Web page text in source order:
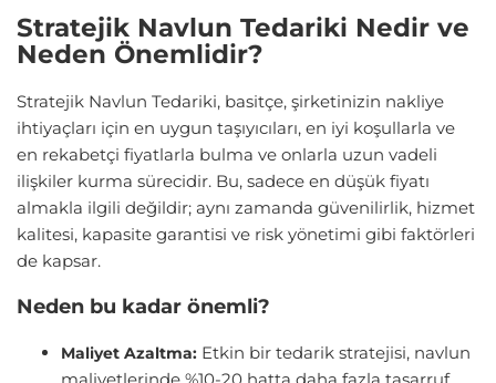
Stratejik Navlun Tedariki Nedir ve
Neden Önemlidir?
Stratejik Navlun Tedariki, basitçe, şirketinizin nakliye
ihtiyaçları için en uygun taşıyıcıları, en iyi koşullarla ve
en rekabetçi fiyatlarla bulma ve onlarla uzun vadeli
ilişkiler kurma sürecidir. Bu, sadece en düşük fiyatı
almakla ilgili değildir; aynı zamanda güvenilirlik, hizmet
kalitesi, kapasite garantisi ve risk yönetimi gibi faktörleri
de kapsar.
Neden bu kadar önemli?
Maliyet Azaltma: Etkin bir tedarik stratejisi, navlun